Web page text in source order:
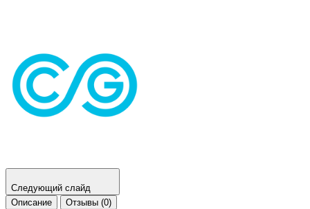
Следующий слайд
Описание
Отзывы (0)